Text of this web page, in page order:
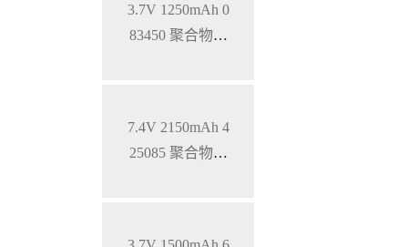
3.7V 1250mAh 0
83450 聚合物锂
7.4V 2150mAh 4
25085 聚合物锂